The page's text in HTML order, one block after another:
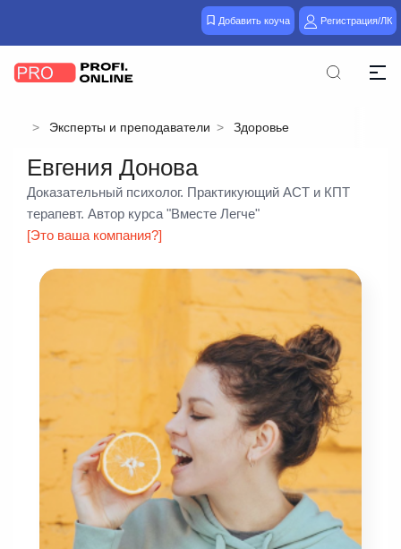
Добавить коуча Регистрация/ЛК
Эксперты и преподаватели Здоровье
Евгения Донова
Доказательный психолог. Практикующий АСТ и КПТ
терапевт. Автор курса "Вместе Легче"
[Это ваша компания?]